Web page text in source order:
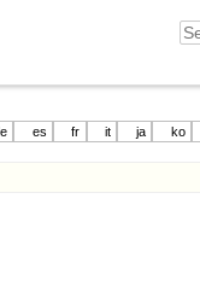
es fr it ja ko